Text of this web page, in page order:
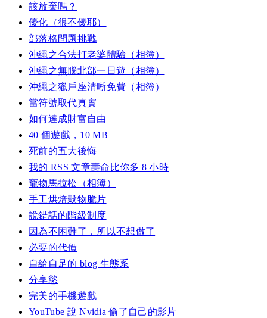
該放棄嗎？
優化（很不優耶）
部落格問題挑戰
沖繩之合法打老婆體驗（相簿）
沖繩之無腦北部一日遊（相簿）
沖繩之獵戶座清晰免費（相簿）
當符號取代真實
如何達成財富自由
40 個遊戲，10 MB
死前的五大後悔
我的 RSS 文章壽命比你多 8 小時
寵物馬拉松（相簿）
手工烘焙穀物脆片
說錯話的階級制度
因為不困難了，所以不想做了
必要的代價
自給自足的 blog 生態系
分享慾
完美的手機遊戲
YouTube 說 Nvidia 偷了自己的影片